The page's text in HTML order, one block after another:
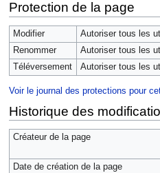
Protection de la page
Modifier
Autoriser tous les
Renommer
Autoriser tous les
Téléversement
Autoriser tous les
Voir le journal des protections pour
Historique des
Créateur de la page
Date de création de la page